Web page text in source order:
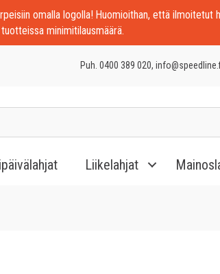
omalla logolla! Huomioithan, että ilmoitetut
minimitilausmäärä.
Puh. 0400 389 020,
Liikelahjat